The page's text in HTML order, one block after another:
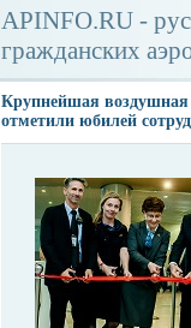
APINFO.RU -
гражданских
Крупнейшая
отметили юбилей